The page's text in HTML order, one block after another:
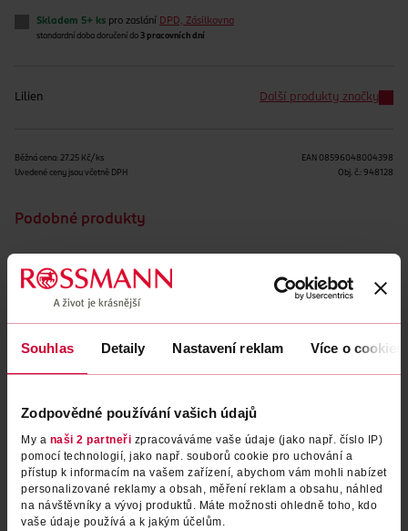
Souhlas Detaily Nastavení reklam Více o cookies
Zodpovědné používání vašich údajů
My a naši 2 partneři zpracováváme vaše údaje (jako např. číslo IP)
pomocí technologií, jako např. souborů cookie pro uchování a
přístup k informacím na vašem zařízení, abychom vám mohli nabízet
personalizované reklamy a obsah, měření reklam a obsahu, náhled
na návštěvníky a vývoj produktů. Máte možnosti ohledně toho, kdo
vaše údaje používá a k jakým účelům.
Skladem 5+ ks pro zaslání DPD, Zásilkovna
standardní doba doručení do 3 pracovních dní
Lilien Další produkty značky
Běžná cena: 27.25 Kč/ks
Uvedené ceny jsou včetně DPH
EAN 08596048004398
Obj. č.: 948128
Podobné produkty
Obsah se nám momentálně nedaří načíst, zkuste to prosím